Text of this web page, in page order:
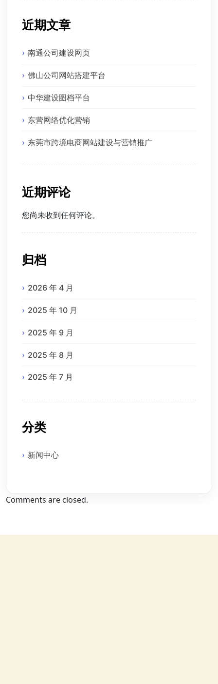
近期文章
南通公司建设网页
佛山公司网站搭建平台
中华建设图档平台
东营网络优化营销
东莞市跨境电商网站建设与营销推广
近期评论
您尚未收到任何评论。
归档
2026 年 4 月
2025 年 10 月
2025 年 9 月
2025 年 8 月
2025 年 7 月
分类
新闻中心
Comments are closed.